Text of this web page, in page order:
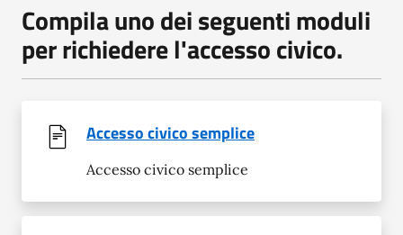
Compila uno dei seguenti moduli
per richiedere l'accesso civico.
Accesso civico semplice
Accesso civico semplice